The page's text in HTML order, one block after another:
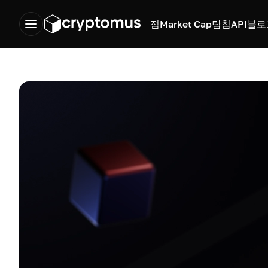
점Market Cap탐침API블